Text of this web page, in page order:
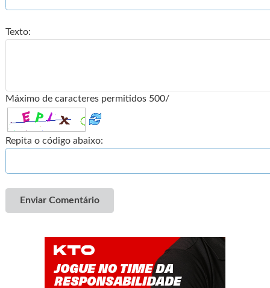
Texto:
Máximo de caracteres permitidos 500/
Repita o código abaixo:
Enviar Comentário